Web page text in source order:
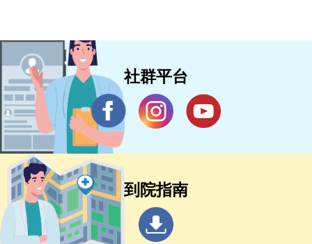
社群平台
到院指南